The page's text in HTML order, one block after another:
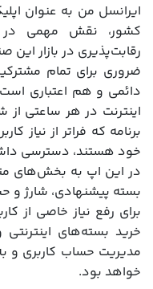
ایرانسل من به عنوان
کشور، نقش مهمی در
رقابت‌پذیری در بازار
ضروری برای تمام
دائمی و هم اعتباری
اینترنت در هر ساعتی از
برنامه که فراتر از نیاز
خود هستند، دسترسی
در این اپ به بخش‌های
بسته پیشنهادی، شارژ
برای رفع نیاز خاصی از
خرید بسته‌های
مدیریت حساب کاربری
خواهد بود.